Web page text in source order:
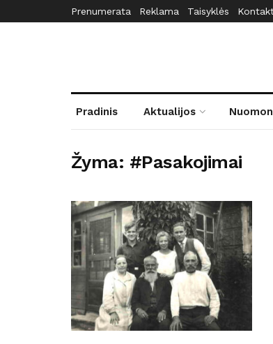
Prenumerata Reklama Taisyklės
Pradinis Aktualijos
Žyma: #Pasakojimai